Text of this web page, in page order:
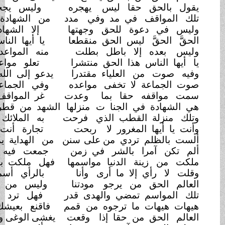
حقا ليس
يهجره
في مد وفي مدد
للحق وجهتها
الحق منقطعا
باطل بطلت
الحق منتشرا
مقتدرا
لا تخفىمواعده
حقا بما
وعدت
الجنا تمنزلها
الذي
فرحت
لا ربحت
من علىسنن
بالشر في زمن
الدنيامواسمها
ما أرى
وأنا
من يرجومودتنا
والهدى قدر
ترجوه من
قمم
حقا إذا
وقعت
وليس يجحد حقا بالهدى أمرا
من الشهادة تجري للعلى سحرا
إلا الشهادة يعلو وهجهاغُررا
يا أيها الناس إن الحق قد سفرا
منه المواعد في الهيجاء
فاندحرا
تعلو مواعده الجلى بما نصرا
يدعو إلى الله في العسرى بما قدرا
وفي الجماعة قطب أمره ظهرا
غر المواقف في الأنباء
فانتصرا
الشهد من قطرها المشهود قد
قطرا
به الملائك واليسرى لمنصبرا
تجارة أنت فيها تركب
الأشرا
من الهداية يمشي فاستبق سقرا؟
جمعت فيه من الأشرار مؤتمرا؟
فهل ملكت بهن الشمس والقمرا؟
بالرأي أسمع ما يخفى أنا
وأرى
وليس من قال ربي الله فاندثرا
فهل ترد وأنت العاجز القدرا؟
فاقنع بعيشك في القيعان منحدرا
يغشى الوغى وحمام الموت قد حضرا